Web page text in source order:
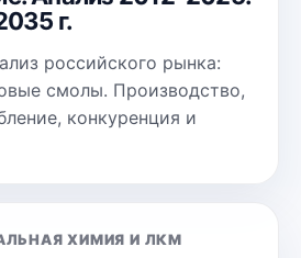
г.
российского рынка:
смолы. Производство,
конкуренция и
ХИМИЯ И ЛКМ